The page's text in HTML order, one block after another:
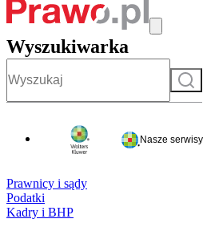
Wyszukiwarka
Szukaj
Nasze serwisy
Prawnicy i sądy
Podatki
Kadry i BHP